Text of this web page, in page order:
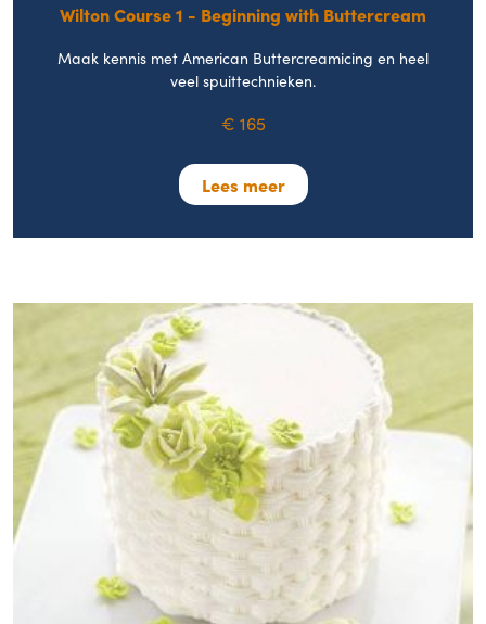
Wilton Course 1 - Beginning with Buttercream
Maak kennis met American Buttercreamicing en heel
veel spuittechnieken.
€ 165
Lees meer